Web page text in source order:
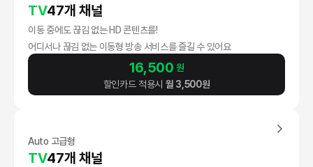
TV47개 채널
이동 중에도 끊김 없는 HD 콘텐츠를!
어디서나 끊김 없는 이동형 방송 서비스를 즐길 수 있어요
16,500 원
할인카드 적용시 월 3,500원
Auto 고급형
TV47개 채널